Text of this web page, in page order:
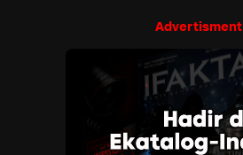
Advertisment